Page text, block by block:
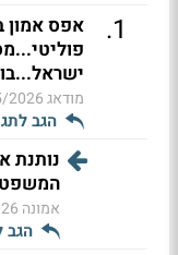
1
.
אפס
מודאג17:58
הגב
נותנת
המשפט
אמונה
הגב